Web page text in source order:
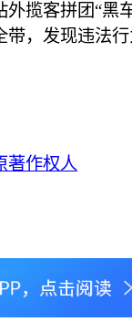
揽客拼团“黑
带，发现违法
著作权人